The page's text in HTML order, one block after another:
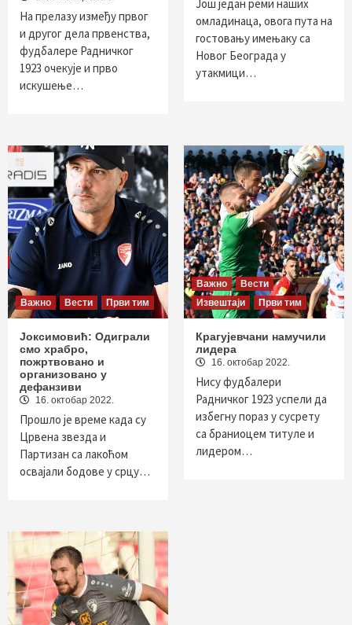
На прелазу између првог
и другог дела првенства,
фудбалере Радничког
1923 очекује и прво
искушење…
Још један реми наших
омладинаца, овога пута на
гостовању имењаку са
Новог Београда у
утакмици…
Важно Вести Први тим
Јоксимовић: Одиграли
смо храбро,
пожртвовано и
организовано у
дефанзиви
16. октобар 2022.
Прошло је време када су
Црвена звезда и
Партизан са лакоћом
освајали бодове у срцу…
Важно
Вести
Извештаји
Први тим
Крагујевчани намучили
лидера
16. октобар 2022.
Нису фудбалери
Радничког 1923 успели да
избегну пораз у сусрету
са браниоцем титуле и
лидером…